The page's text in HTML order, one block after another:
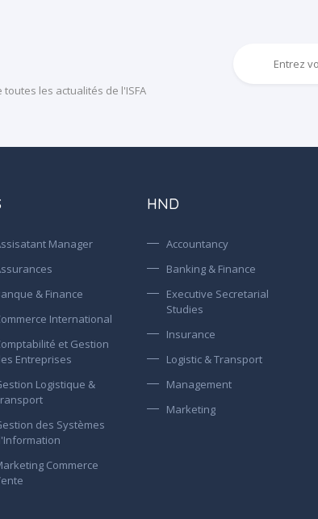
les actualités de l'ISFA
Manager
& Finance
International
et Gestion
Entreprises
Logistique &
des Systèmes
Commerce
HND
Accountancy
Banking & Finance
Executive Secretarial
Studies
Insurance
Logistic & Transport
Management
Marketing